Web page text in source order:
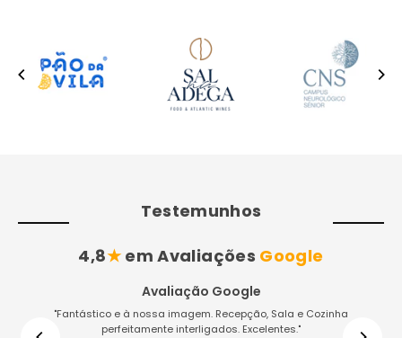
Testemunhos
4,8★em Avaliações Google
Avaliação Google
"Fantástico e à nossa imagem. Recepção, Sala e Cozinha
perfeitamente interligados. Excelentes."